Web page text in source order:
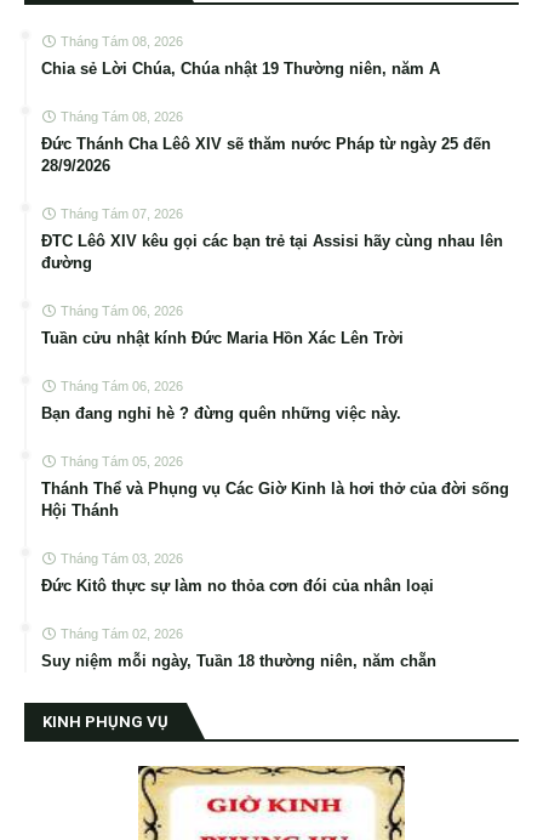
Tháng Tám 08, 2026
Chia sẻ Lời Chúa, Chúa nhật 19 Thường niên, năm A
Tháng Tám 08, 2026
Đức Thánh Cha Lêô XIV sẽ thăm nước Pháp từ ngày 25 đến
28/9/2026
Tháng Tám 07, 2026
ĐTC Lêô XIV kêu gọi các bạn trẻ tại Assisi hãy cùng nhau lên
đường
Tháng Tám 06, 2026
Tuần cửu nhật kính Đức Maria Hồn Xác Lên Trời
Tháng Tám 06, 2026
Bạn đang nghỉ hè ? đừng quên những việc này.
Tháng Tám 05, 2026
Thánh Thể và Phụng vụ Các Giờ Kinh là hơi thở của đời sống
Hội Thánh
Tháng Tám 03, 2026
Đức Kitô thực sự làm no thỏa cơn đói của nhân loại
Tháng Tám 02, 2026
Suy niệm mỗi ngày, Tuần 18 thường niên, năm chẵn
KINH PHỤNG VỤ